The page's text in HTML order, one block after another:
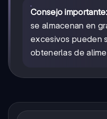
Consejo importante:
se almacenan en
excesivos pueden
obtenerlas de